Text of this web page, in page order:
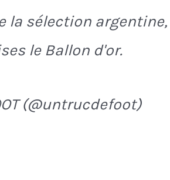
la sélection
le Ballon d'or.
(@untrucdefoot)